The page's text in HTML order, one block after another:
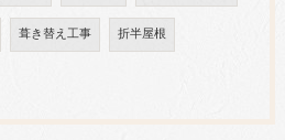
葺き替え工事 折半屋根